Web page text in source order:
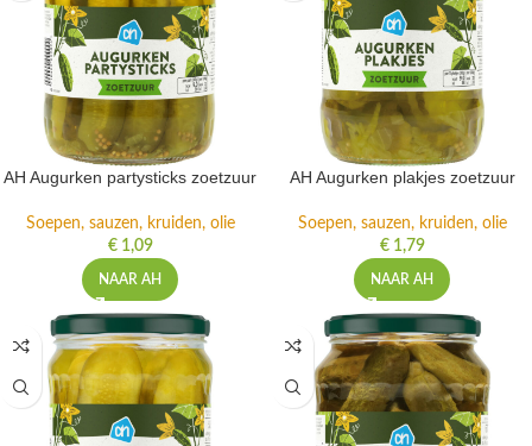
AH Augurken partysticks zoetzuur
Soepen, sauzen, kruiden, olie
€1,09
NAAR AH
AH Augurken plakjes zoetzuur
Soepen, sauzen, kruiden, olie
€1,79
NAAR AH